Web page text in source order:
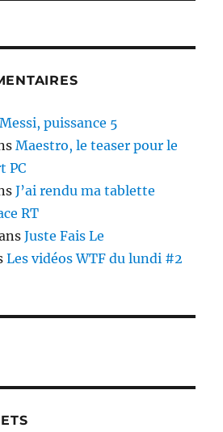
Messi, puissance 5
Maestro, le teaser pour le
PC
J’ai rendu ma tablette
RT
Juste Fais Le
Les vidéos WTF du lundi #2